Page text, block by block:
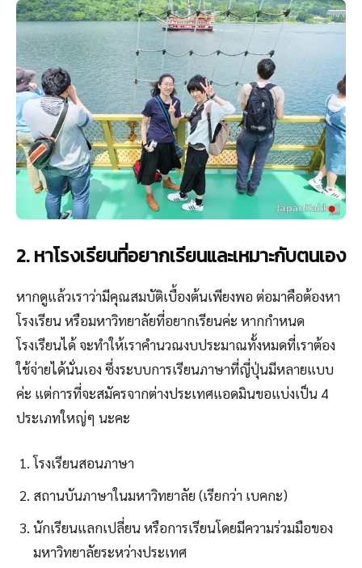
2. หาโรงเรียนที่อยากเรียนและเหมาะกับตนเอง
หากดูแล้วเราว่ามีคุณสมบัติเบื้องต้นเพียงพอ ต่อมาคือต้องหา
โรงเรียน หรือมหาวิทยาลัยที่อยากเรียนค่ะ หากกำหนด
โรงเรียนได้ จะทำให้เราคำนวณงบประมาณทั้งหมดที่เราต้อง
ใช้จ่ายได้นั่นเอง ซึ่งระบบการเรียนภาษาที่ญี่ปุ่นมีหลายแบบ
ค่ะ แต่การที่จะสมัครจากต่างประเทศแอดมินขอแบ่งเป็น 4
ประเภทใหญ่ๆ นะคะ
โรงเรียนสอนภาษา
สถานบันภาษาในมหาวิทยาลัย (เรียกว่า เบคกะ)
นักเรียนแลกเปลี่ยน หรือการเรียนโดยมีความร่วมมือของ
มหาวิทยาลัยระหว่างประเทศ